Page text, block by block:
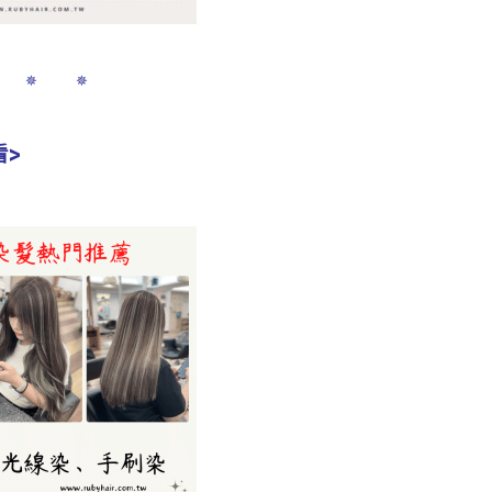
✵ ✵
>